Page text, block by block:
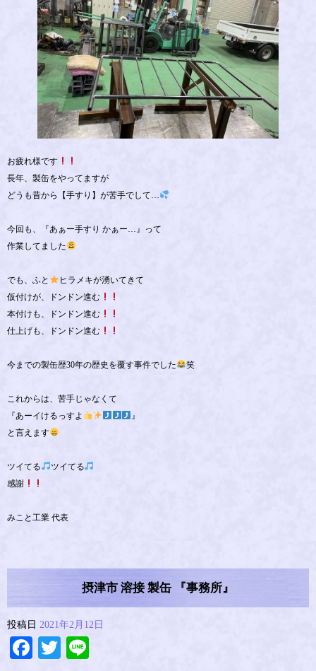
お疲れ様です
長年、製缶をやってますが
どうも昔から【手すり】が苦手でして…
今回も、『あぁー手すり かぁー…』って
作業してました
でも、ふと
ヒラメキが湧いてきて
仮付けが、ドンドン進む
本付けも、ドンドン進む
仕上げも、ドンドン進む
今までの製缶歴30年の歴史を覆す事件でした 笑
これからは、苦手じゃなくて
『あーイけるっすよ
』
と言えます
ツイてる
ツイてる
感謝
みこと工業 代表
摂津市 溶接 製缶 『事務所』
投稿日 2021年2月12日
Facebook
Twitter